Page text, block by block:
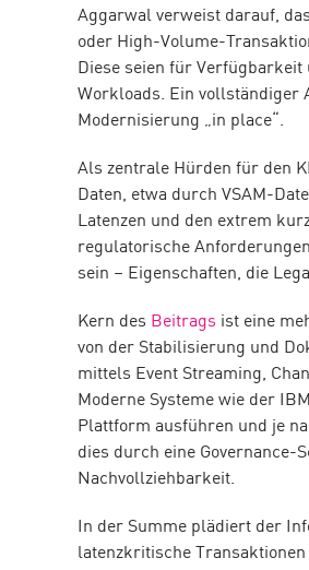
Aggarwal verweist darauf,
oder High-Volume-
Diese seien für
Workloads. Ein vollständiger
Modernisierung „in place“.
Als zentrale Hürden für den
Daten, etwa durch VSAM-
Latenzen und den extrem
regulatorische
sein – Eigenschaften, die
Kern des Beitrags ist eine
von der Stabilisierung und
mittels Event Streaming,
Moderne Systeme wie der
Plattform ausführen und je
dies durch eine
Nachvollziehbarkeit.
In der Summe plädiert der
latenzkritische